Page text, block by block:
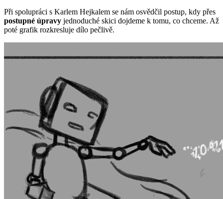
Při spolupráci s Karlem Hejkalem se nám osvědčil postup, kdy přes
postupné úpravy jednoduché skici dojdeme k tomu, co chceme. Až
poté grafik rozkresluje dílo pečlivě.